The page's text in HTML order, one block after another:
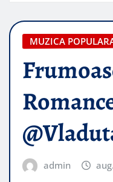
MUZICA
admin